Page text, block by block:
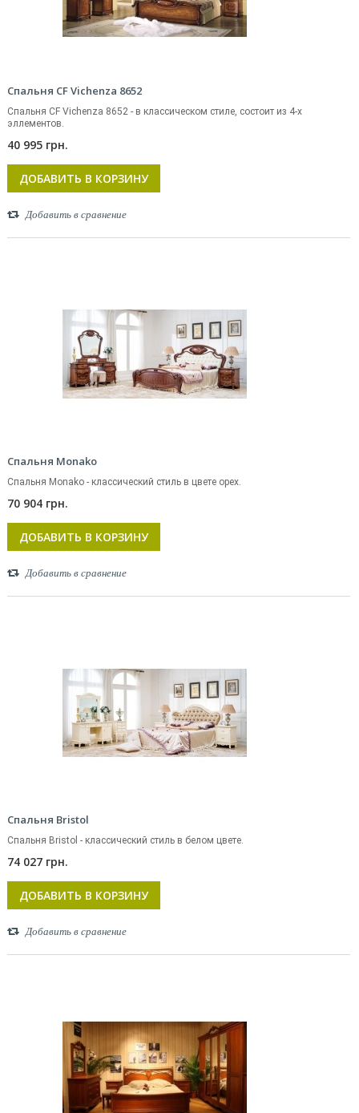
Спальня CF Vichenza 8652
Спальня CF Vichenza 8652 - в классическом стиле, состоит из 4-х
эллементов.
40 995 грн.
ДОБАВИТЬ В КОРЗИНУ
Добавить в сравнение
Спальня Monako
Спальня Monako - классический стиль в цвете орех.
70 904 грн.
ДОБАВИТЬ В КОРЗИНУ
Добавить в сравнение
Спальня Bristol
Спальня Bristol - классический стиль в белом цвете.
74 027 грн.
ДОБАВИТЬ В КОРЗИНУ
Добавить в сравнение